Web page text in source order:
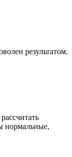
результатом.
нормальные,